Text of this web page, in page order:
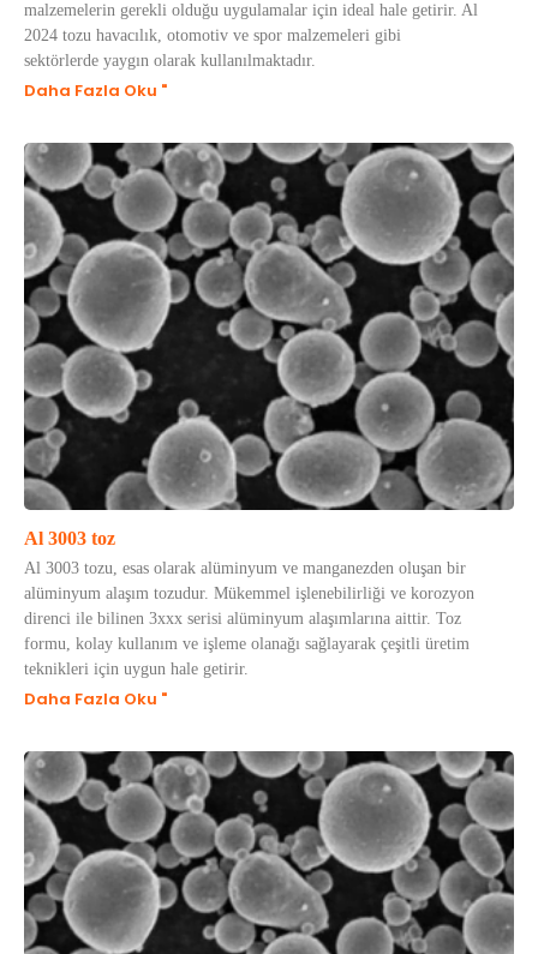
malzemelerin gerekli olduğu uygulamalar için ideal hale getirir. Al
2024 tozu havacılık, otomotiv ve spor malzemeleri gibi
sektörlerde yaygın olarak kullanılmaktadır.
Daha Fazla Oku "
Al 3003 toz
Al 3003 tozu, esas olarak alüminyum ve manganezden oluşan bir
alüminyum alaşım tozudur. Mükemmel işlenebilirliği ve korozyon
direnci ile bilinen 3xxx serisi alüminyum alaşımlarına aittir. Toz
formu, kolay kullanım ve işleme olanağı sağlayarak çeşitli üretim
teknikleri için uygun hale getirir.
Daha Fazla Oku "